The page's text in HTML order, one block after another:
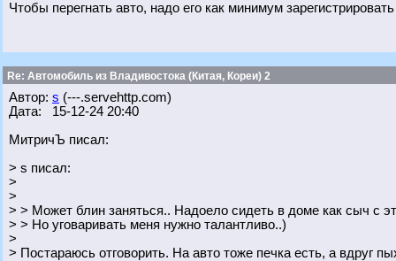
Чтобы перегнать авто, надо его как минимум
Re: Автомобиль из Владивостока (Китая, Кореи) 2
Автор: s (---.servehttp.com)
Дата: 15-12-24 20:40
МитричЪ писал:
> s писал:
>
>
> > Может блин заняться.. Надоело сидеть в доме как сыч с
> > Но уговаривать меня нужно талантливо..)
>
> Постараюсь отговорить. На авто тоже печка есть, а вдруг